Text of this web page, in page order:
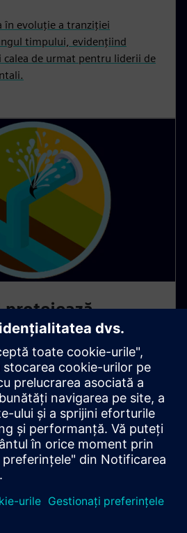
în evoluție a tranziției
timpului, evidențiind
de urmat pentru liderii de
protejează
din Europa de
o provocare semnificativă în
de Sud, solicitând soluții
responsabilă a apei.